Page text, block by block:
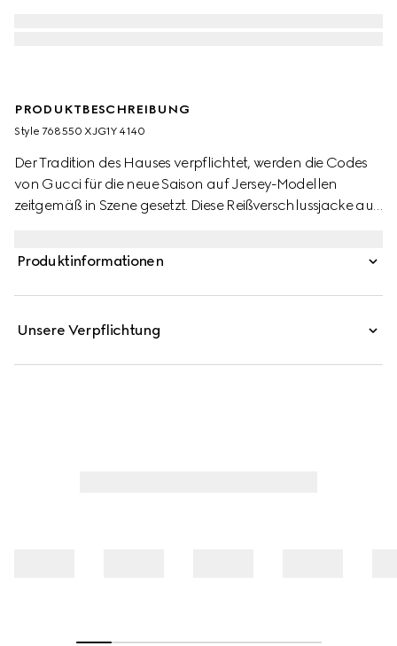
PRODUKTBESCHREIBUNG
Style ‎768550 XJG1Y 4140
Der Tradition des Hauses verpflichtet, werden die Codes
von Gucci für die neue Saison auf Jersey-Modellen
zeitgemäß in Szene gesetzt. Diese Reißverschlussjacke aus
Produktinformationen
Unsere Verpflichtung